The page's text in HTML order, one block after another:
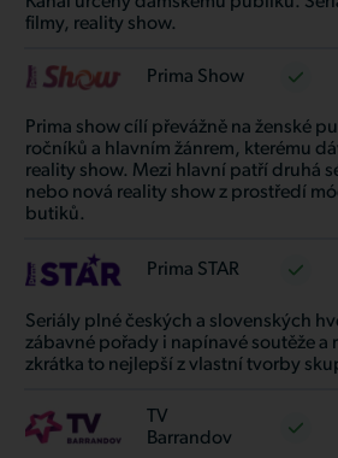
filmy, reality show.
Prima Show
Prima show cílí převážně na ženské
ročníků a hlavním žánrem, kterému
reality show. Mezi hlavní patří druhá
nebo nová reality show z prostředí
butiků.
Prima STAR
Seriály plné českých a slovenských
zábavné pořady i napínavé soutěže a
zkrátka to nejlepší z vlastní tvorby
TV
Barrandov